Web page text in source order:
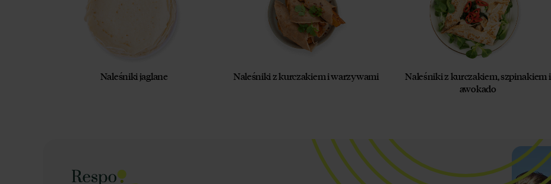
Naleśniki jaglane Naleśniki z kurczakiem i warzywami
Naleśniki z kurczakiem, szpinakiem i
awokado